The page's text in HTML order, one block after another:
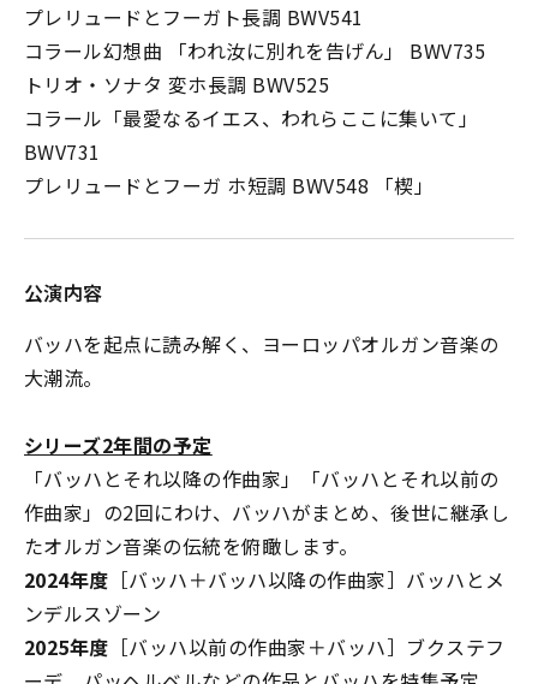
プレリュードとフーガト長調 BWV541
コラール幻想曲 「われ汝に別れを告げん」 BWV735
トリオ・ソナタ 変ホ長調 BWV525
コラール「最愛なるイエス、われらここに集いて」
BWV731
プレリュードとフーガ ホ短調 BWV548 「楔」
公演内容
バッハを起点に読み解く、ヨーロッパオルガン音楽の
大潮流。
シリーズ2年間の予定
「バッハとそれ以降の作曲家」「バッハとそれ以前の
作曲家」の2回にわけ、バッハがまとめ、後世に継承し
たオルガン音楽の伝統を俯瞰します。
2024年度 ［バッハ＋バッハ以降の作曲家］バッハとメ
ンデルスゾーン
2025年度 ［バッハ以前の作曲家＋バッハ］ブクステフ